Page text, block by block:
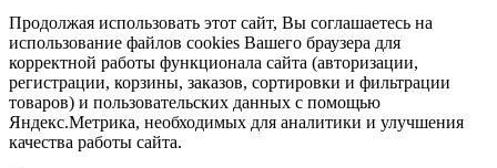
Продолжая использовать этот сайт, Вы соглашаетесь на
использование файлов cookies Вашего браузера для
корректной работы функционала сайта (авторизации,
регистрации, корзины, заказов, сортировки и фильтрации
товаров) и пользовательских данных с помощью
Яндекс.Метрика, необходимых для аналитики и улучшения
качества работы сайта.